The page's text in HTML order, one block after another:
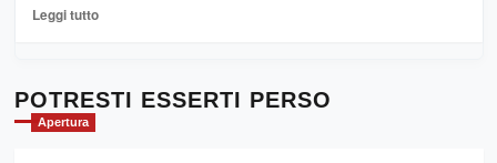
l’
evento
Leggi tuttoLeggi
Cronoscalata
POTRESTI ESSERTI PERSO
Apertura